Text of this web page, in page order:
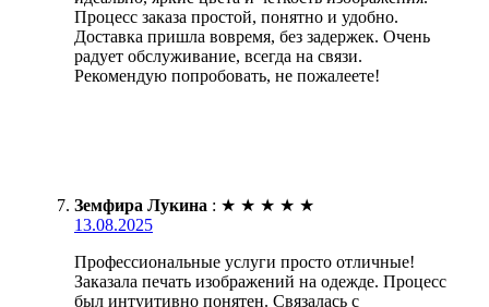
Процесс заказа простой, понятно и удобно.
Доставка пришла вовремя, без задержек. Очень
радует обслуживание, всегда на связи.
Рекомендую попробовать, не пожалеете!
Земфира Лукина : ★ ★ ★ ★ ★
13.08.2025
Профессиональные услуги просто отличные!
Заказала печать изображений на одежде. Процесс
был интуитивно понятен. Связалась с